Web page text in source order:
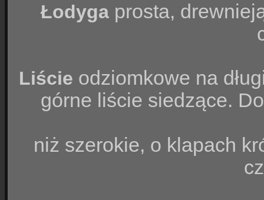
Łodyga prosta,
Liście odziomkowe na
górne liście siedzące.
niż szerokie, o klapach